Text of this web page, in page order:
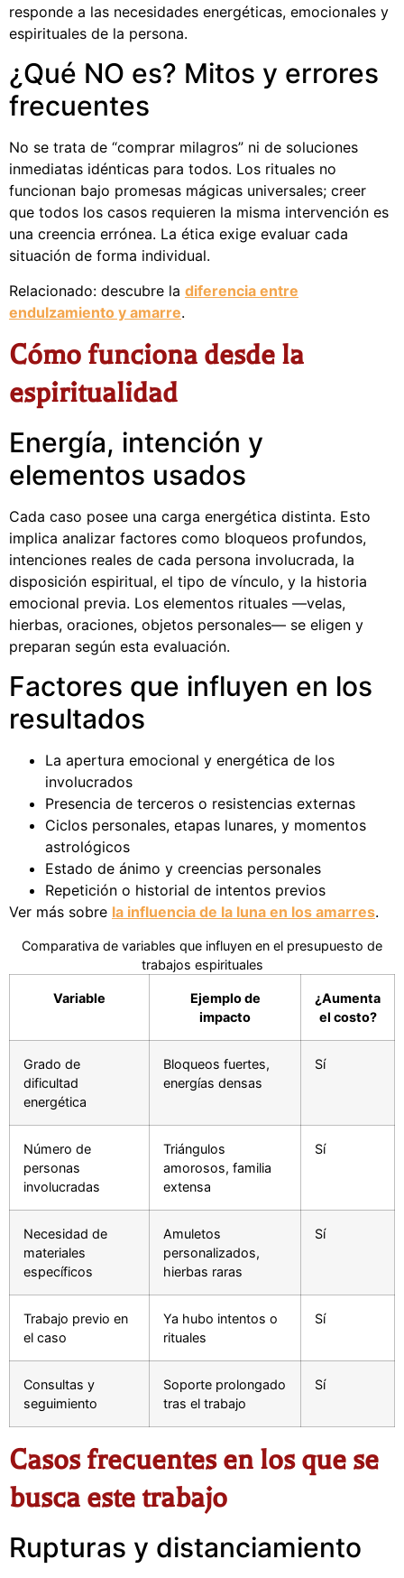
responde a las necesidades energéticas, emocionales y
espirituales de la persona.
¿Qué NO es? Mitos y errores
frecuentes
No se trata de “comprar milagros” ni de soluciones
inmediatas idénticas para todos. Los rituales no
funcionan bajo promesas mágicas universales; creer
que todos los casos requieren la misma intervención es
una creencia errónea. La ética exige evaluar cada
situación de forma individual.
Relacionado: descubre la diferencia entre
endulzamiento y amarre.
Cómo funciona desde la
espiritualidad
Energía, intención y
elementos usados
Cada caso posee una carga energética distinta. Esto
implica analizar factores como bloqueos profundos,
intenciones reales de cada persona involucrada, la
disposición espiritual, el tipo de vínculo, y la historia
emocional previa. Los elementos rituales —velas,
hierbas, oraciones, objetos personales— se eligen y
preparan según esta evaluación.
Factores que influyen en los
resultados
La apertura emocional y energética de los
involucrados
Presencia de terceros o resistencias externas
Ciclos personales, etapas lunares, y momentos
astrológicos
Estado de ánimo y creencias personales
Repetición o historial de intentos previos
Ver más sobre la influencia de la luna en los amarres.
Comparativa de variables que influyen en el presupuesto de
trabajos espirituales
Variable
Ejemplo de
impacto
¿Aumenta
el costo?
Grado de
dificultad
energética
Bloqueos fuertes,
energías densas
Sí
Número de
personas
involucradas
Triángulos
amorosos, familia
extensa
Sí
Necesidad de
materiales
específicos
Amuletos
personalizados,
hierbas raras
Sí
Trabajo previo en
el caso
Ya hubo intentos o
rituales
Sí
Consultas y
seguimiento
Soporte prolongado
tras el trabajo
Sí
Casos frecuentes en los que se
busca este trabajo
Rupturas y distanciamiento